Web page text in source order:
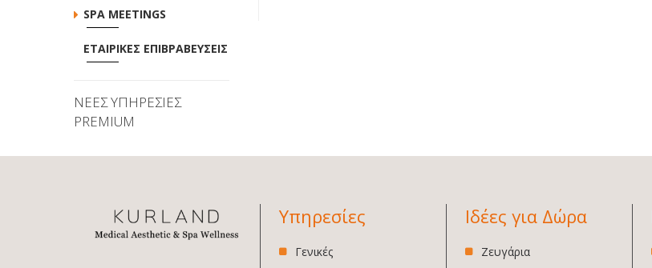
SPA MEETINGS
ΕΤΑΙΡΙΚΕΣ ΕΠΙΒΡΑΒΕΥΣΕΙΣ
ΝΕΕΣ ΥΠΗΡΕΣΙΕΣ
PREMIUM
Υπηρεσίες
Γενικές
Ιδέες για Δώρα
Ζευγάρια